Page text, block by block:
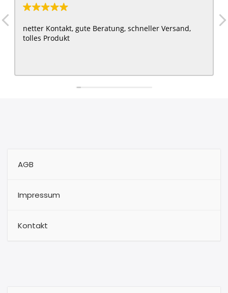
netter Kontakt, gute Beratung, schneller Versand,
tolles Produkt
AGB
Impressum
Kontakt